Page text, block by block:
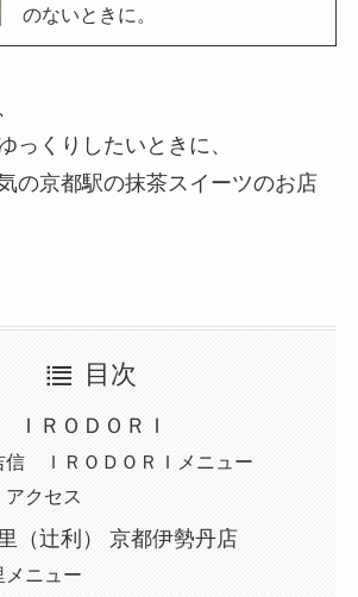
のないときに。
っくりしたいときに、
の京都駅の抹茶スイーツのお店
目次
ＲＯＤＯＲＩ
信 ＩＲＯＤＯＲＩメニュー
アクセス
（辻利） 京都伊勢丹店
メニュー